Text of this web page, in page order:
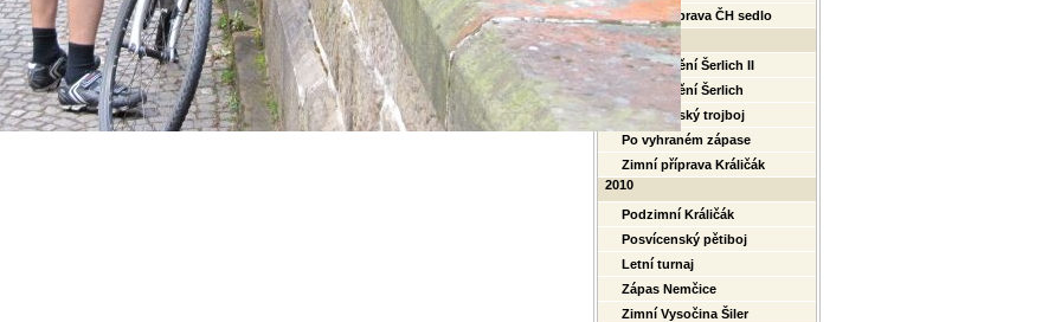
Zimní příprava ČH sedlo
2011
Soustředění Šerlich II
Soustředění Šerlich
Posvícenský trojboj
Po vyhraném zápase
Zimní příprava Králičák
2010
Podzimní Králičák
Posvícenský pětiboj
Letní turnaj
Zápas Nemčice
Zimní Vysočina Šiler